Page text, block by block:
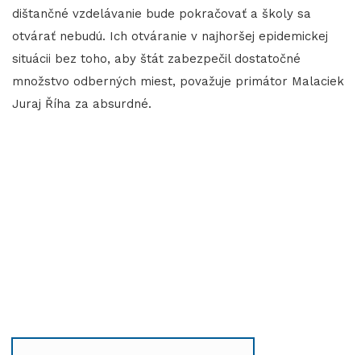
dištančné vzdelávanie bude pokračovať a školy sa
otvárať nebudú. Ich otváranie v najhoršej epidemickej
situácii bez toho, aby štát zabezpečil dostatočné
množstvo odberných miest, považuje primátor Malaciek
Juraj Říha za absurdné.